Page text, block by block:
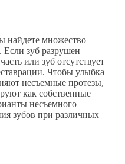
найдете множество
Если зуб разрушен
или зуб отсутствует
Чтобы улыбка
несъемные протезы,
как собственные
несъемного
зубов при различных